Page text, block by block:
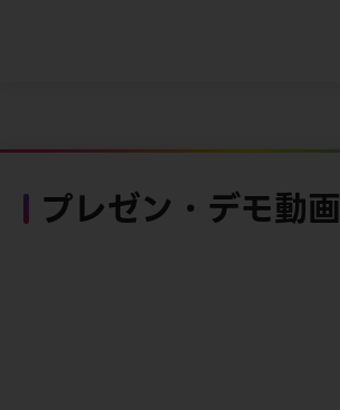
プレゼン・デモ動画